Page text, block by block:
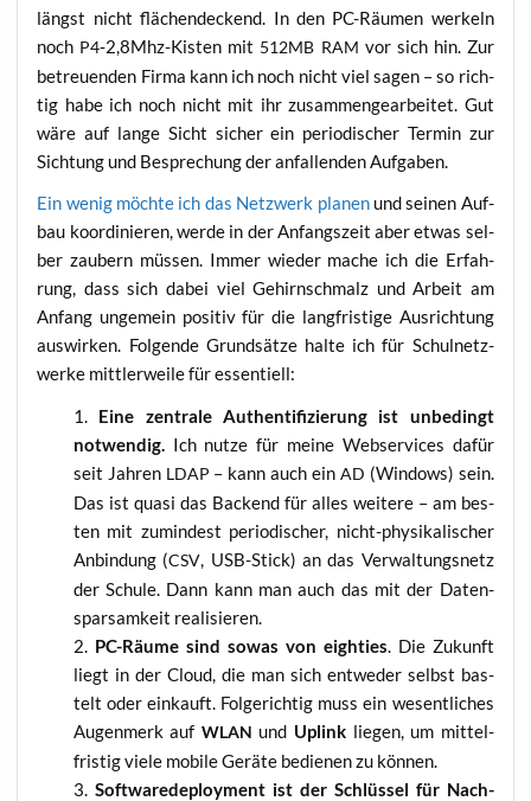
längst nicht flä­chen­de­ckend. In den PC-Räu­men wer­keln
noch P4‑2,8Mhz-Kisten mit 512MB RAM vor sich hin. Zur
betreu­en­den Fir­ma kann ich noch nicht viel sagen – so rich­
tig habe ich noch nicht mit ihr zusam­men­ge­ar­bei­tet. Gut
wäre auf lan­ge Sicht sicher ein peri­odi­scher Ter­min zur
Sich­tung und Bespre­chung der anfal­len­den Aufgaben.
Ein wenig möch­te ich das Netz­werk pla­nenund sei­nen Auf­
bau koor­di­nie­ren, wer­de in der Anfangs­zeit aber etwas sel­
ber zau­bern müs­sen. Immer wie­der mache ich die Erfah­
rung, dass sich dabei viel Gehirn­schmalz und Arbeit am
Anfang unge­mein posi­tiv für die lang­fris­ti­ge Aus­rich­tung
aus­wir­ken. Fol­gen­de Grund­sät­ze hal­te ich für Schul­netz­
wer­ke mitt­ler­wei­le für essentiell:
Eine zen­tra­le Authen­ti­fi­zie­rung ist unbe­dingt
not­wen­dig.Ich nut­ze für mei­ne Web­ser­vices dafür
seit Jah­ren LDAP – kann auch ein AD (Win­dows) sein.
Das ist qua­si das Backend für alles wei­te­re – am bes­
ten mit zumin­dest peri­odi­scher, nicht-phy­si­ka­li­scher
Anbin­dung (CSV, USB-Stick) an das Ver­wal­tungs­netz
der Schu­le. Dann kann man auch das mit der Daten­
spar­sam­keit realisieren.
PC-Räu­me sind sowas von eight­ies. Die Zukunft
liegt in der Cloud, die man sich ent­we­der selbst bas­
telt oder ein­kauft. Fol­ge­rich­tig muss ein wesent­li­ches
Augen­merk auf WLAN und Uplinklie­gen, um mit­tel­
fris­tig vie­le mobi­le Gerä­te bedie­nen zu können.
Soft­ware­de­ploy­ment ist der Schlüs­sel für Nach­